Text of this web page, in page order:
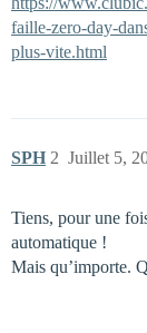
faille-zero-day-
plus-vite.html
SPH Juillet 5,
2
Tiens, pour une
automatique !
Mais qu’importe.